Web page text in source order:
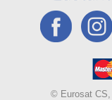
© Eurosat CS,